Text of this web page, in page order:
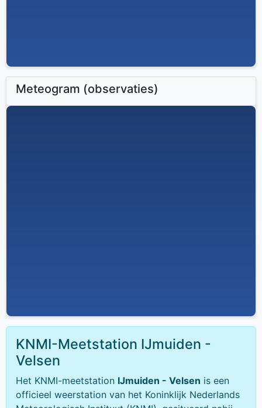
Meteogram (observaties)
KNMI-Meetstation IJmuiden -
Velsen
Het KNMI-meetstation IJmuiden - Velsen is een
officieel weerstation van het Koninklijk Nederlands